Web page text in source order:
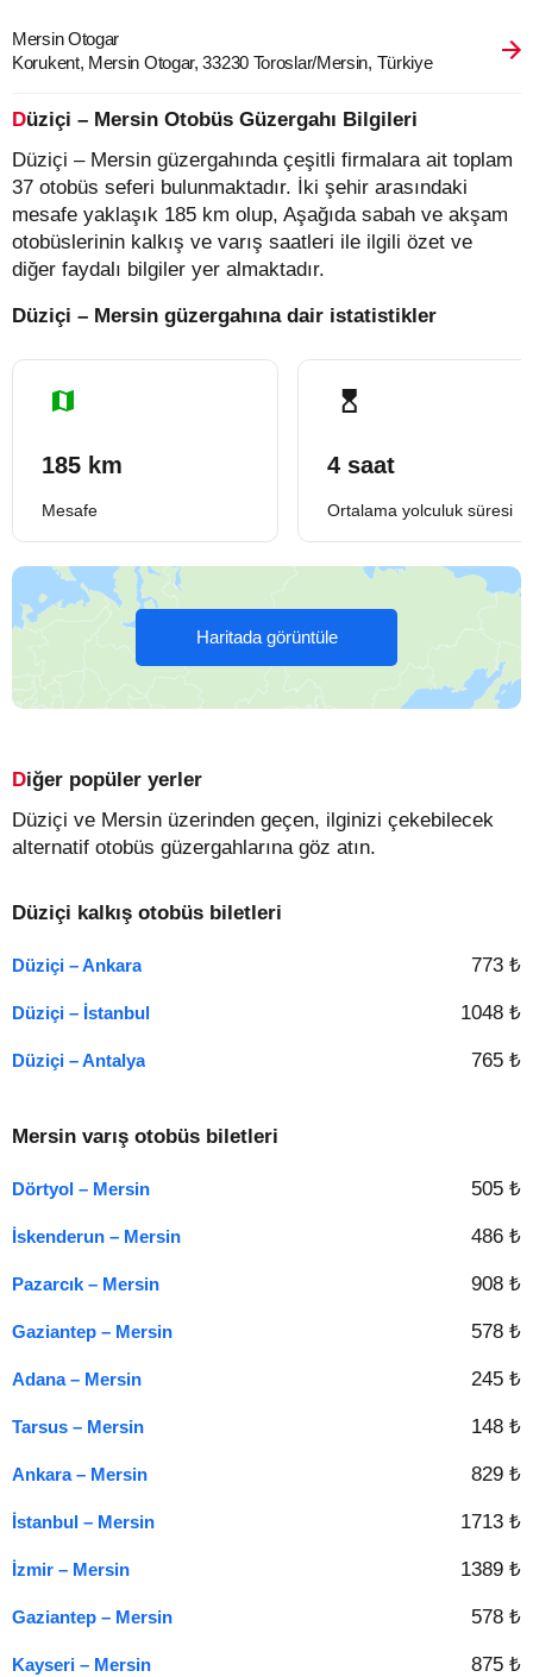
Mersin Otogar
Korukent, Mersin Otogar, 33230 Toroslar/Mersin, Türkiye
Düziçi – Mersin Otobüs Güzergahı Bilgileri
Düziçi – Mersin güzergahında çeşitli firmalara ait toplam
37 otobüs seferi bulunmaktadır. İki şehir arasındaki
mesafe yaklaşık 185 km olup, Aşağıda sabah ve akşam
otobüslerinin kalkış ve varış saatleri ile ilgili özet ve
diğer faydalı bilgiler yer almaktadır.
Düziçi – Mersin güzergahına dair istatistikler
185 km
Mesafe
4 saat
Ortalama yolculuk süresi
Haritada görüntüle
Diğer popüler yerler
Düziçi ve Mersin üzerinden geçen, ilginizi çekebilecek
alternatif otobüs güzergahlarına göz atın.
Düziçi kalkış otobüs biletleri
Düziçi – Ankara 773 ₺
Düziçi – İstanbul 1048 ₺
Düziçi – Antalya 765 ₺
Mersin varış otobüs biletleri
Dörtyol – Mersin 505 ₺
İskenderun – Mersin 486 ₺
Pazarcık – Mersin 908 ₺
Gaziantep – Mersin 578 ₺
Adana – Mersin 245 ₺
Tarsus – Mersin 148 ₺
Ankara – Mersin 829 ₺
İstanbul – Mersin 1713 ₺
İzmir – Mersin 1389 ₺
Gaziantep – Mersin 578 ₺
Kayseri – Mersin 875 ₺